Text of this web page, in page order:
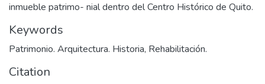
inmueble patrimo- nial dentro del Centro Histórico de Quito.
Keywords
Patrimonio. Arquitectura. Historia, Rehabilitación.
Citation